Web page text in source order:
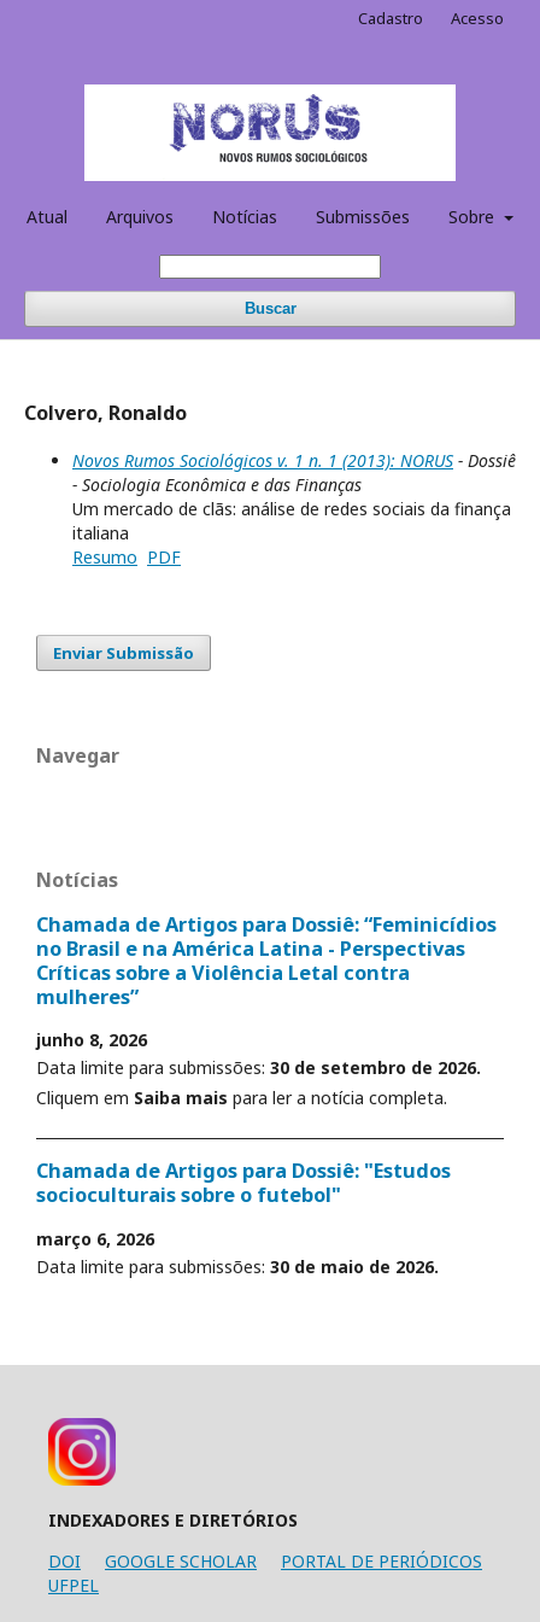
Atual Arquivos Notícias Submissões Sobre
Buscar
Cadastro Acesso
Colvero, Ronaldo
Novos Rumos Sociológicos v. 1 n. 1 (2013): NORUS - Dossiê
- Sociologia Econômica e das Finanças
Um mercado de clãs: análise de redes sociais da finança
italiana
Resumo PDF
Enviar Submissão
Navegar
Notícias
Chamada de Artigos para Dossiê: “Feminicídios
no Brasil e na América Latina - Perspectivas
Críticas sobre a Violência Letal contra
mulheres”
junho 8, 2026
Data limite para submissões: 30 de setembro de 2026.
Cliquem em Saiba mais para ler a notícia completa.
Chamada de Artigos para Dossiê: "Estudos
socioculturais sobre o futebol"
março 6, 2026
Data limite para submissões: 30 de maio de 2026.
INDEXADORES E DIRETÓRIOS
DOI
GOOGLE SCHOLAR
PORTAL DE PERIÓDICOS
UFPEL